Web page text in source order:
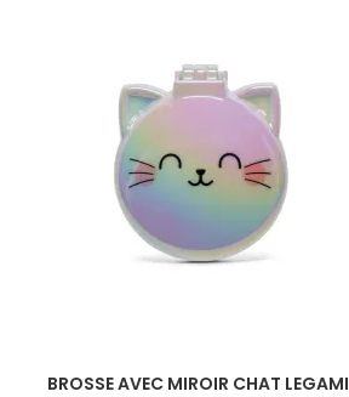
BROSSE AVEC MIROIR CHAT LEGAMI